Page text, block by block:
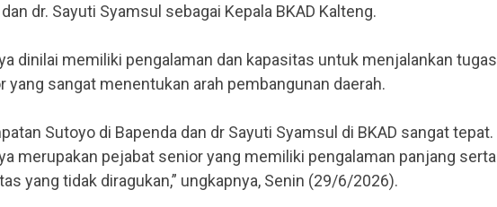
dr. Sayuti Syamsul sebagai Kepala BKAD Kalteng.
dinilai memiliki pengalaman dan kapasitas untuk menjalankan tugas
yang sangat menentukan arah pembangunan daerah.
Sutoyo di Bapenda dan dr Sayuti Syamsul di BKAD sangat tepat.
merupakan pejabat senior yang memiliki pengalaman panjang serta
yang tidak diragukan,” ungkapnya, Senin (29/6/2026).